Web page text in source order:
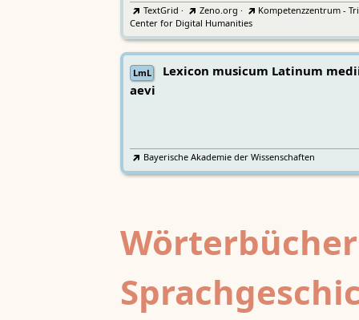
TextGrid · Zeno.org ·
Kompetenzzentrum -
Center for Digital Humanities
LmL
Lexicon musicum Latinum
aevi
Bayerische Akademie der Wissenschaften